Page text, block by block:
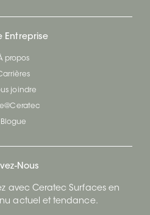
Entreprise
propos
joindre
Blogue
Nous
avec Ceratec Surfaces en
actuel et tendance.